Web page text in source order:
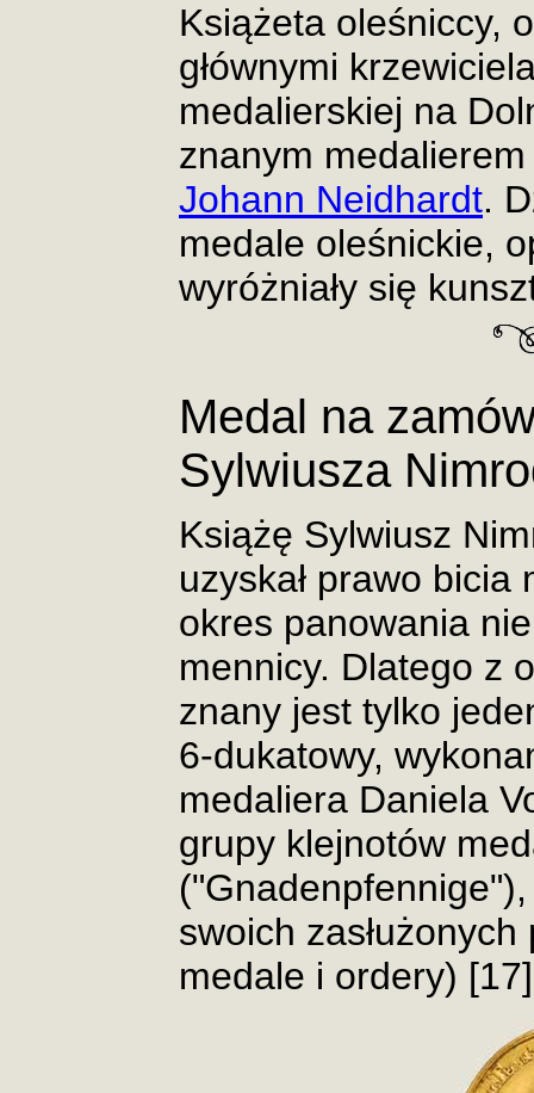
Książeta oleśniccy,
głównymi
medalierskiej na
znanym
Johann Neidhardt.
medale oleśnickie,
wyróżniały się
Medal na
Sylwiusza
Książę Sylwiusz
uzyskał prawo bicia
okres panowania
mennicy. Dlatego z
znany jest tylko
6-dukatowy,
medaliera Daniela
grupy klejnotów
swoich
medale i ordery)